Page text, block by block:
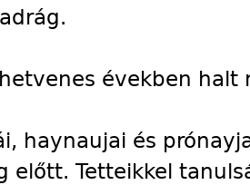
években halt
haynaujai és
előtt. Tetteikkel